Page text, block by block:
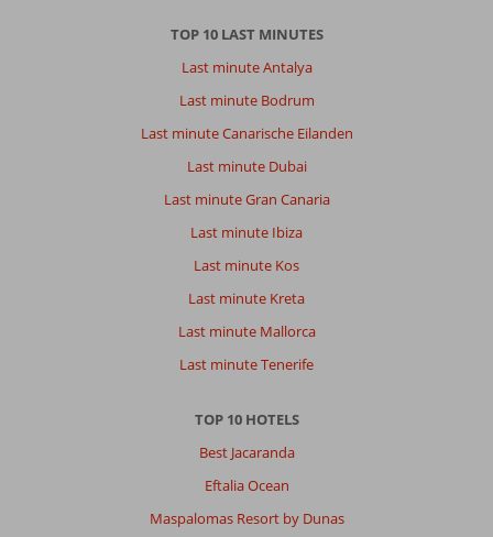
TOP 10 LAST MINUTES
Last minute Antalya
Last minute Bodrum
Last minute Canarische Eilanden
Last minute Dubai
Last minute Gran Canaria
Last minute Ibiza
Last minute Kos
Last minute Kreta
Last minute Mallorca
Last minute Tenerife
TOP 10 HOTELS
Best Jacaranda
Eftalia Ocean
Maspalomas Resort by Dunas